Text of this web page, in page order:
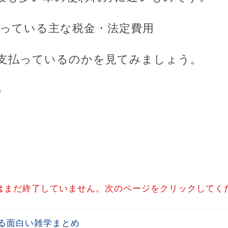
ている主な税金・法定費用
払っているのかを見てみましょう。
まだ終了していません。次のページをクリックしてく
面白い雑学まとめ